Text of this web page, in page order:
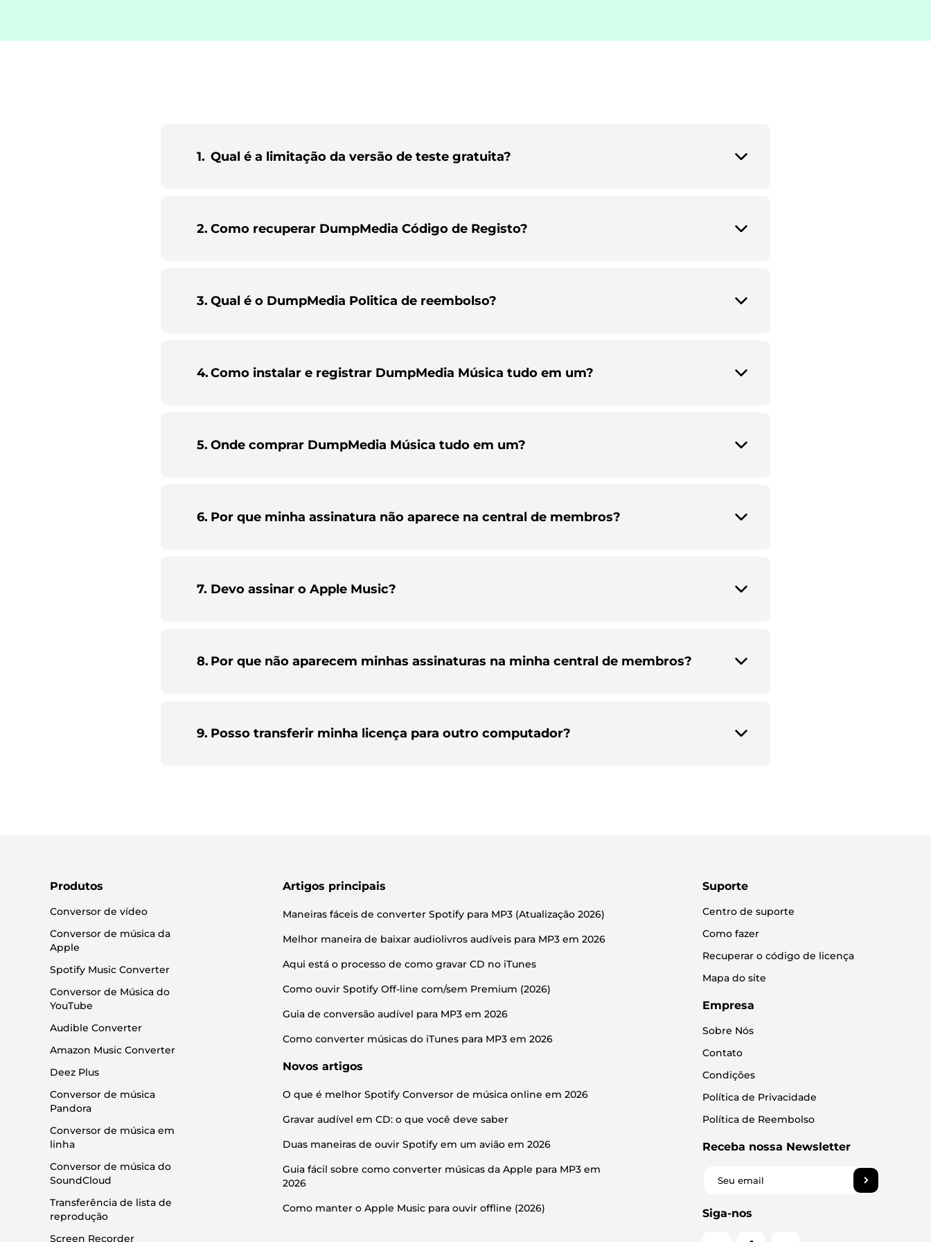
1. Qual é a limitação da versão de teste gratuita?
2. Como recuperar DumpMedia Código de Registo?
3. Qual é o DumpMedia Politica de reembolso?
4.Como instalar e registrar DumpMedia Música tudo em um?
5. Onde comprar DumpMedia Música tudo em um?
6. Por que minha assinatura não aparece na central de membros?
7. Devo assinar o Apple Music?
8. Por que não aparecem minhas assinaturas na minha central de membros?
9. Posso transferir minha licença para outro computador?
Produtos
Conversor de vídeo
Conversor de música da
Apple
Spotify Music Converter
Conversor de Música do
YouTube
Audible Converter
Amazon Music Converter
Deez Plus
Conversor de música
Pandora
Conversor de música em
linha
Conversor de música do
SoundCloud
Transferência de lista de
reprodução
Screen Recorder
Artigos principais
Maneiras fáceis de converter Spotify para MP3 (Atualização 2026)
Melhor maneira de baixar audiolivros audíveis para MP3 em 2026
Aqui está o processo de como gravar CD no iTunes
Como ouvir Spotify Off-line com/sem Premium (2026)
Guia de conversão audível para MP3 em 2026
Como converter músicas do iTunes para MP3 em 2026
Novos artigos
O que é melhor Spotify Conversor de música online em 2026
Gravar audível em CD: o que você deve saber
Duas maneiras de ouvir Spotify em um avião em 2026
Guia fácil sobre como converter músicas da Apple para MP3 em
2026
Como manter o Apple Music para ouvir offline (2026)
Suporte
Centro de suporte
Como fazer
Recuperar o código de licença
Mapa do site
Empresa
Sobre Nós
Contato
Condições
Política de Privacidade
Política de Reembolso
Receba nossa Newsletter
Siga-nos